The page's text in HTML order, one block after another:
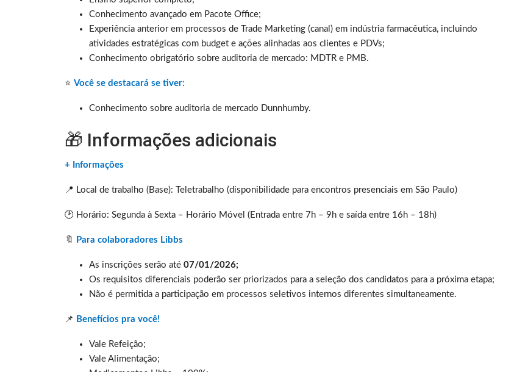
Conhecimento avançado em Pacote Office;
Experiência anterior em processos de Trade Marketing (canal) em indústria farmacêutica, incluindo
atividades estratégicas com budget e ações alinhadas aos clientes e PDVs;
Conhecimento obrigatório sobre auditoria de mercado: MDTR e PMB.
⭐ Você se destacará se tiver:
Conhecimento sobre auditoria de mercado Dunnhumby.
🎁 Informações adicionais
+ Informações
📍 Local de trabalho (Base): Teletrabalho (disponibilidade para encontros presenciais em São Paulo)
🕑 Horário: Segunda à Sexta – Horário Móvel (Entrada entre 7h – 9h e saída entre 16h – 18h)
🔖 Para colaboradores Libbs
As inscrições serão até 07/01/2026;
Os requisitos diferenciais poderão ser priorizados para a seleção dos candidatos para a próxima etapa;
Não é permitida a participação em processos seletivos internos diferentes simultaneamente.
📌 Benefícios pra você!
Vale Refeição;
Vale Alimentação;